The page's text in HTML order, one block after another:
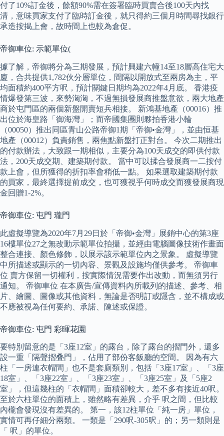
付了10%訂金後，餘額90%需在簽署臨時買賣合後100天內找
清，意味買家支付了臨時訂金後，就只得約三個月時間尋找銀行
承造按揭上會，故時間上也較為倉促。
帝御車位: 示範單位(
據了解，帝御將分為三期發展，預計興建六幢14至18層高住宅大
廈，合共提供1,782伙分層單位，間隔以開放式至兩房為主，平
均面積約400平方呎，預計關鍵日期均為2022年4月底。 香港疫
情爆發第三波，來勢洶洶，不過無損發展商推盤意欲，兩大地產
商於屯門區的兩個新盤開賣短兵相接。 新鴻基地產（00016）推
出位於海皇路「御海灣」；而帝國集團則夥拍香港小輪
（00050）推出同區青山公路帝御1期「帝御•金灣」，並由恒基
地產（00012）負責銷售，兩焦點新盤打正對台。 今次二期推出
的付款辦法，大致跟一期相似，主要分為100天成交的即供付款
法，200天成交期、建築期付款。 當中可以揉合發展商一二按付
款上會，但所獲得的折扣率會稍低一點。 如果選取建築期付款
的買家，最終選擇提前成交，也可獲視乎何時成交而獲發展商現
金回贈1-2%。
帝御車位: 屯門 瓏門
此虛擬導覽為2020年7月29日於「帝御•金灣」展銷中心的第3座
16樓單位27之無改動示範單位拍攝，並經由電腦圖像技術作畫面
整合連接、顏色修飾，以展示該示範單位內之景象。 虛擬導覽
中所描述或顯示的一切內容、景觀及設施均僅供參考。 帝御車
位 賣方保留一切權利，按實際情況需要作出改動，而無須另行
通知。 帝御車位 在本廣告/宣傳資料內所載列的描述、參考、相
片、繪圖、圖像或其他資料，無論是否明訂或隱含，並不構成或
不應被視為任何要約、承諾、陳述或保證。
帝御車位: 屯門 彩暉花園
要特別留意的是「3座12室」的露台，除了露台的摺門外，還多
設一重「隔聲摺叠門」，佔用了部份客飯廳的空間。 因為有六
柱「一房連衣帽間」也不是套廁類別，包括「3座17室」、「3座
18室」、「3座22室」、「3座23室」、「3座25室」及「5座2
室」，但這幾柱的「衣帽間」面積卻較大，差不多有接近40呎。
至於六柱單位的面積上，雖然略有差異，介乎 呎之間，但比較
內櫳會發現沒有差異的。 第一，該12柱單位「純一房」單位，
實情可再仔細分兩類。 一類是「290呎-305呎」的；另一類則是
「 呎」的單位。